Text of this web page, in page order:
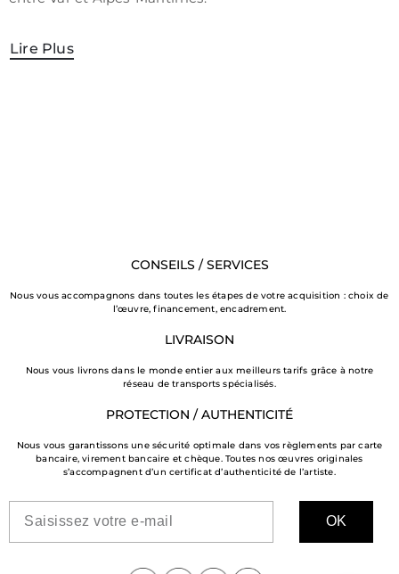
Lire Plus
CONSEILS / SERVICES
Nous vous accompagnons dans toutes les étapes de votre acquisition : choix de
l’œuvre, financement, encadrement.
LIVRAISON
Nous vous livrons dans le monde entier aux meilleurs tarifs grâce à notre
réseau de transports spécialisés.
PROTECTION / AUTHENTICITÉ
Nous vous garantissons une sécurité optimale dans vos règlements par carte
bancaire, virement bancaire et chèque. Toutes nos œuvres originales
s’accompagnent d’un certificat d’authenticité de l’artiste.
OK